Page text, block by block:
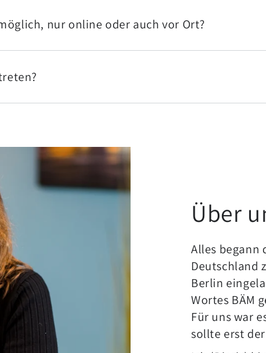
nur online oder auch vor Ort?
Über
Alles begann
Deutschland
Berlin
Wortes BÄM
Für uns war
sollte erst